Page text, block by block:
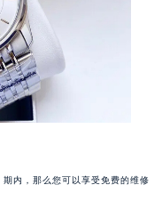
内，那么您可以享受免费的维修